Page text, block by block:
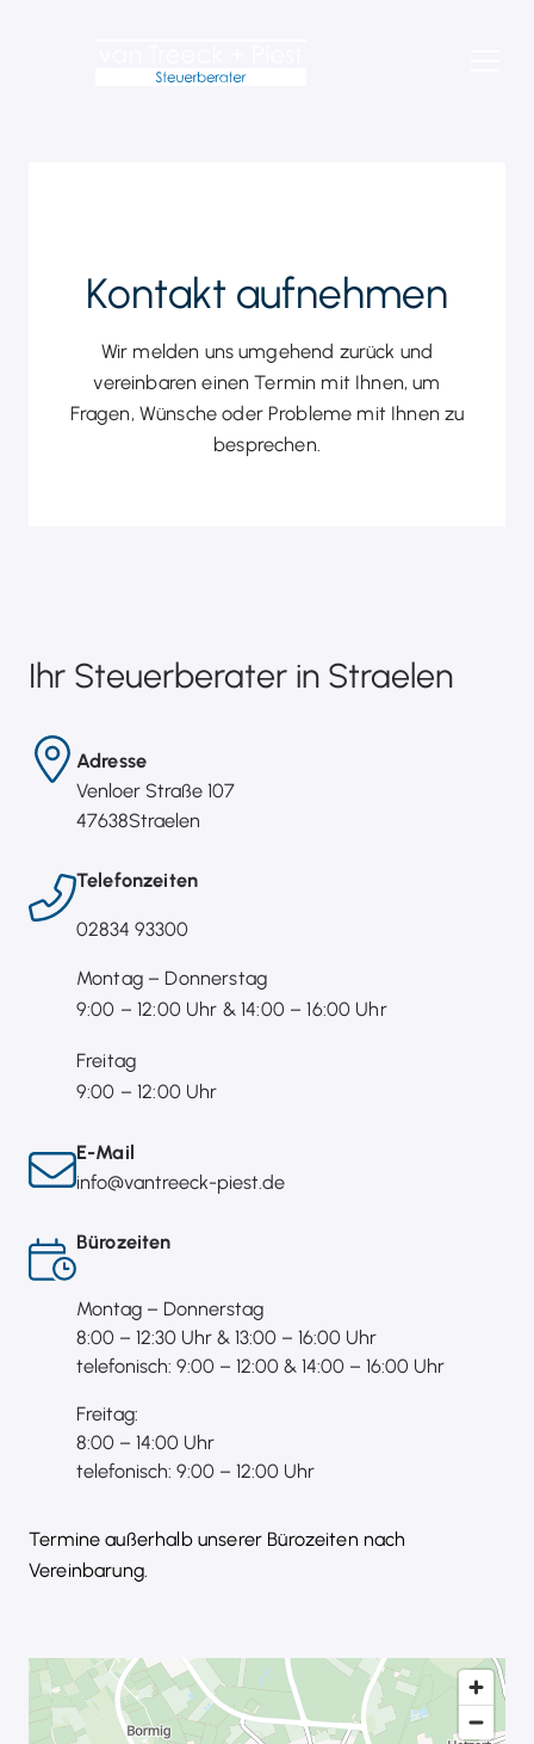
Kontakt aufnehmen
Wir melden uns umgehend zurück und
vereinbaren einen Termin mit Ihnen, um
Fragen, Wünsche oder Probleme mit Ihnen zu
besprechen.
Ihr Steuerberater in Straelen
Adresse
Venloer Straße 107
47638Straelen
Telefonzeiten
02834 93300
Montag – Donnerstag
9:00 – 12:00 Uhr & 14:00 – 16:00 Uhr
Freitag
9:00 – 12:00 Uhr
E-Mail
info@vantreeck-piest.de
Bürozeiten
Montag – Donnerstag
8:00 – 12:30 Uhr & 13:00 – 16:00 Uhr
telefonisch: 9:00 – 12:00 & 14:00 – 16:00 Uhr
Freitag:
8:00 – 14:00 Uhr
telefonisch: 9:00 – 12:00 Uhr
Termine außerhalb unserer Bürozeiten nach
Vereinbarung.